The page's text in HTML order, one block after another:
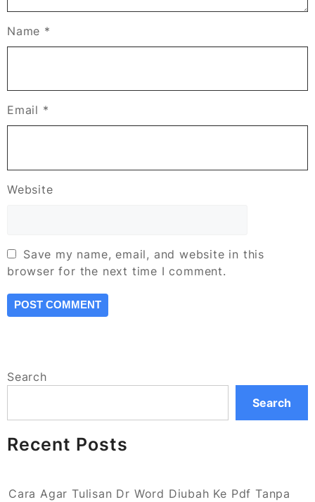
Name *
Email *
Website
Save my name, email, and website in this
browser for the next time I comment.
Search
Search
Recent Posts
Cara Agar Tulisan Dr Word Diubah Ke Pdf Tanpa